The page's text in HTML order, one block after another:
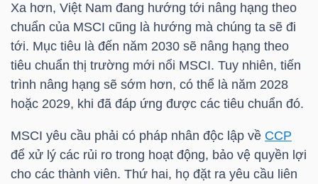
Xa hơn, Việt Nam đang hướng tới nâng hạng theo
chuẩn của MSCI cũng là hướng mà chúng ta sẽ đi
tới. Mục tiêu là đến năm 2030 sẽ nâng hạng theo
tiêu chuẩn thị trường mới nổi MSCI. Tuy nhiên, tiến
trình nâng hạng sẽ sớm hơn, có thể là năm 2028
hoặc 2029, khi đã đáp ứng được các tiêu chuẩn đó.
MSCI yêu cầu phải có pháp nhân độc lập về CCP
để xử lý các rủi ro trong hoạt động, bảo vệ quyền lợi
cho các thành viên. Thứ hai, họ đặt ra yêu cầu liên
NGÀNH
NGHIỆP